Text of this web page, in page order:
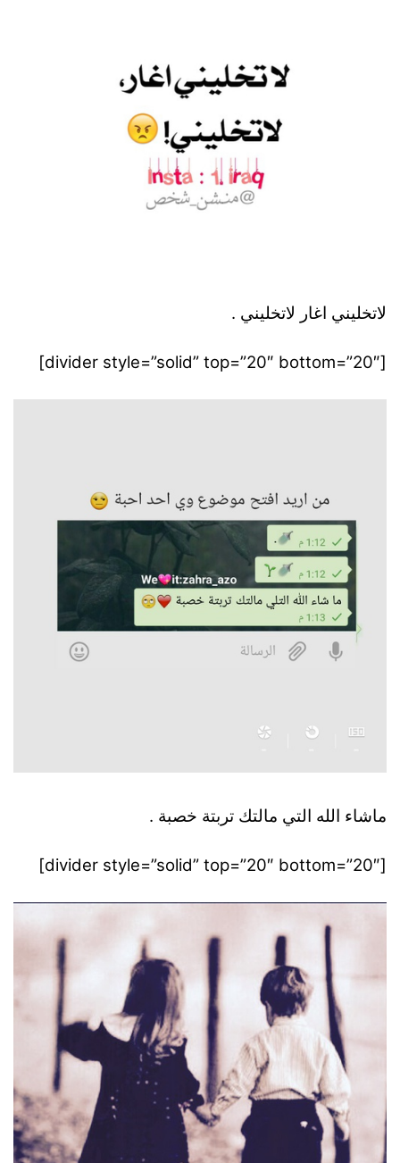
لاتخليني اغار لاتخليني .
[divider style=”solid” top=”20″ bottom=”20″]
ماشاء الله التي مالتك تربتة خصبة .
[divider style=”solid” top=”20″ bottom=”20″]